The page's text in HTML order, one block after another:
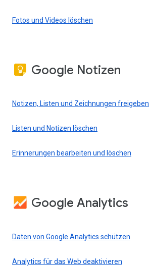
Fotos und Videos löschen
Google Notizen
Notizen, Listen und Zeichnungen freigeben
Listen und Notizen löschen
Erinnerungen bearbeiten und löschen
Google Analytics
Daten von Google Analytics schützen
Analytics für das Web deaktivieren